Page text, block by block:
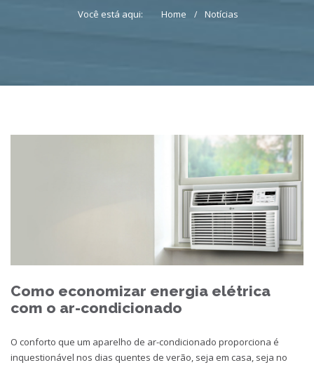
Você está aqui: Home Notícias
Como economizar energia elétrica
com o ar-condicionado
O conforto que um aparelho de ar-condicionado proporciona é
inquestionável nos dias quentes de verão, seja em casa, seja no